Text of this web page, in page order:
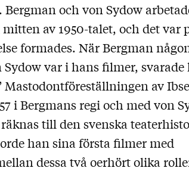
och von Sydow
av 1950-talet, och det var
formades. När Bergman
var i hans filmer, svarade
Mastodontföreställningen av
i Bergmans regi och med von
till den svenska
han sina första filmer med
dessa två oerhört olika